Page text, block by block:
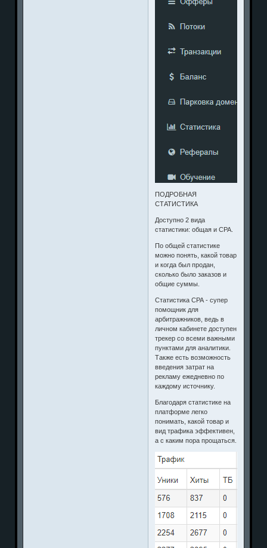
ПОДРОБНАЯ
СТАТИСТИКА
Доступно 2 вида
статистики: общая и СРА.
По общей статистике
можно понять, какой товар
и когда был продан,
сколько было заказов и
общие суммы.
Статистика СРА - супер
помощник для
арбитражников, ведь в
личном кабинете доступен
трекер со всеми важными
пунктами для аналитики.
Также есть возможность
введения затрат на
рекламу ежедневно по
каждому источнику.
Благодаря статистике на
платформе легко
понимать, какой товар и
вид трафика эффективен,
а с каким пора прощаться.